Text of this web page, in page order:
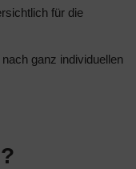
für die
ganz individuellen